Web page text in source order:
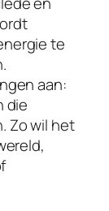
te
aan:
die
Zo wil het